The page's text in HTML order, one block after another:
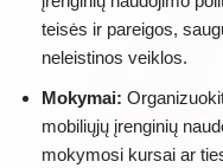
teisės ir pareigos,
neleistinos veiklos.
Mokymai:
mobiliųjų įrenginių
mokymosi kursai ar